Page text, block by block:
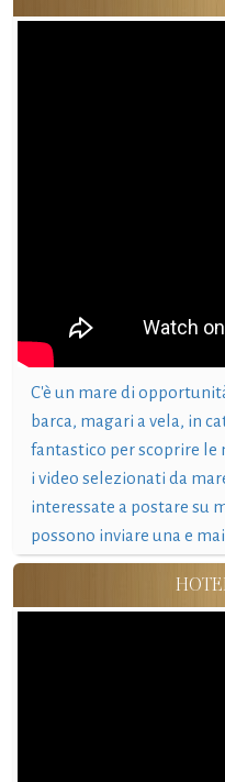
C'è un mare di
barca, magari a vela, in
fantastico per scoprire le
i video selezionati da
interessate a postare su
possono inviare una e